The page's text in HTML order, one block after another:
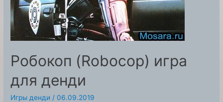
Робокоп (Robocop) игра
для денди
Игры денди /06.09.2019